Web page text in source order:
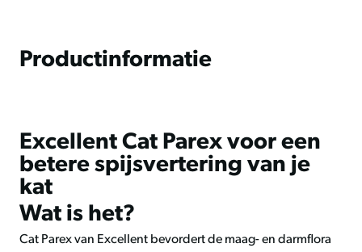
Productinformatie
Excellent Cat Parex voor een
betere spijsvertering van je
kat
Wat is het?
Cat Parex van Excellent bevordert de maag- en darmflora